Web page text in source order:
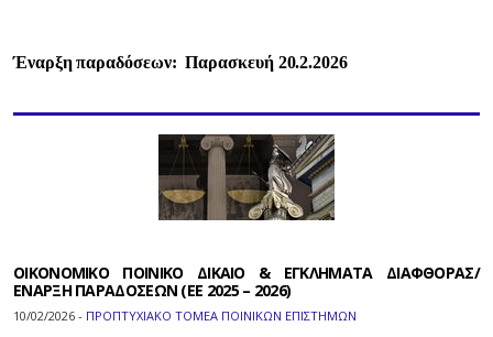
Έναρξη παραδόσεων: Παρασκευή 20.2.2026
ΟΙΚΟΝΟΜΙΚΟ ΠΟΙΝΙΚΟ ΔΙΚΑΙΟ & ΕΓΚΛΗΜΑΤΑ ΔΙΑΦΘΟΡΑΣ/
ΕΝΑΡΞΗ ΠΑΡΑΔΟΣΕΩΝ (ΕΕ 2025 – 2026)
10/02/2026 - ΠΡΟΠΤΥΧΙΑΚΟ ΤΟΜΕΑ ΠΟΙΝΙΚΩΝ ΕΠΙΣΤΗΜΩΝ